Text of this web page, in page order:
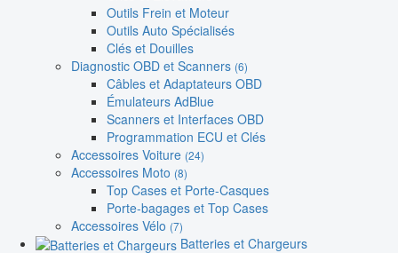
Outils Frein et Moteur
Outils Auto Spécialisés
Clés et Douilles
Diagnostic OBD et Scanners (6)
Câbles et Adaptateurs OBD
Émulateurs AdBlue
Scanners et Interfaces OBD
Programmation ECU et Clés
Accessoires Voiture (24)
Accessoires Moto (8)
Top Cases et Porte-Casques
Porte-bagages et Top Cases
Accessoires Vélo (7)
Batteries et Chargeurs